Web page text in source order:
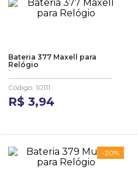
Bateria 377 Maxell para
Relógio
Código: 10111
R$ 3,94
-20%